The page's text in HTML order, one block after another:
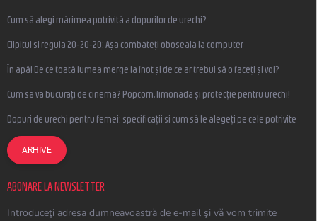
Cum să alegi mărimea potrivită a dopurilor de urechi?
Clipitul și regula 20-20-20: Așa combateți oboseala la computer
În apă! De ce toată lumea merge la înot și de ce ar trebui să o faceți și voi?
Cum să vă bucurați de cinema? Popcorn, limonadă și protecție pentru urechi!
Dopuri de urechi pentru femei: specificații și cum să le alegeți pe cele potrivite
ARHIVE
ABONARE LA NEWSLETTER
Introduceţi adresa dumneavoastră de e-mail şi vă vom trimite